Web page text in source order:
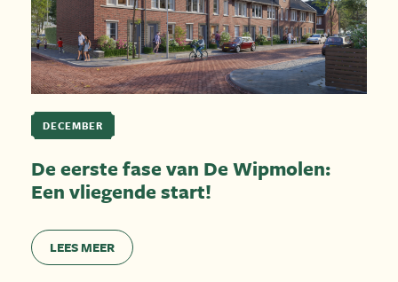
DECEMBER
De eerste fase van De Wipmolen:
Een vliegende start!
LEES MEER